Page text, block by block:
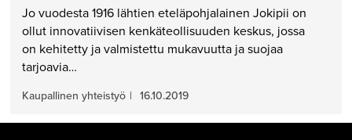
Jo vuodesta 1916 lähtien eteläpohjalainen Jokipii on
ollut innovatiivisen kenkäteollisuuden keskus, jossa
on kehitetty ja valmistettu mukavuutta ja suojaa
tarjoavia…
Kaupallinen yhteistyö | 16.10.2019